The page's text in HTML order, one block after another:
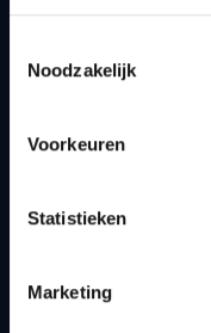
Noodzakelijk
Voorkeuren
Statistieken
Marketing
Snel naar
Bereikbaarheid